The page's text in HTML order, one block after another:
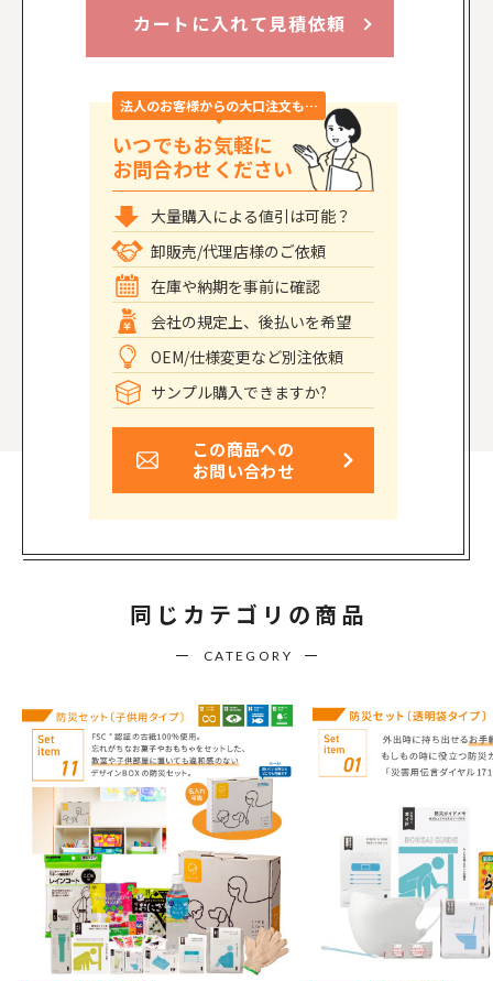
カートに入れて見積依頼
法人のお客様からの大口注文も…
いつでもお気軽に
お問合わせください
大量購入による値引は可能？
卸販売/代理店様のご依頼
在庫や納期を事前に確認
会社の規定上、後払いを希望
OEM/仕様変更など別注依頼
サンプル購入できますか?
この商品への
お問い合わせ
同じカテゴリの商品
CATEGORY